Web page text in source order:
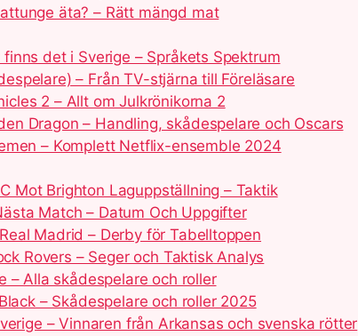
äta? – Rätt mängd mat
det i Sverige – Språkets Spektrum
– Från TV-stjärna till Föreläsare
2 – Allt om Julkrönikorna 2
Dragon – Handling, skådespelare och Oscars
– Komplett Netflix-ensemble 2024
Mot Brighton Laguppställning – Taktik
Match – Datum Och Uppgifter
Madrid – Derby för Tabelltoppen
Rovers – Seger och Taktisk Analys
– Alla skådespelare och roller
– Skådespelare och roller 2025
– Vinnaren från Arkansas och svenska rötter